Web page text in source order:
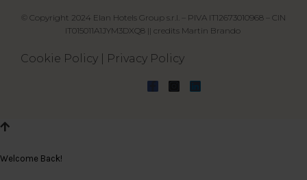
© Copyright 2024 Elan Hotels Group s.r.l. – PIVA IT12673010968 – CIN
IT015011A1JYM3DXQ8 || credits Martin Brando
Cookie Policy Privacy Policy
Welcome Back!